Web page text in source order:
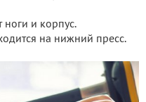
и корпус.
на нижний пресс.